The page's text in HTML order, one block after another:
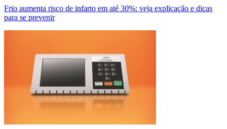
Frio aumenta risco de infarto em até 30%: veja explicação e dicas
para se prevenir